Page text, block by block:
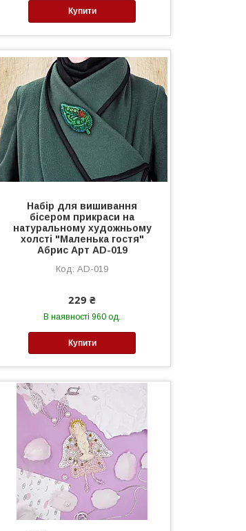
Купити
Набір для вишивання
бісером прикраси на
натуральному художньому
холсті "Маленька гостя"
Абрис Арт AD-019
AD-019
229 ₴
В наявності 960 од.
Купити